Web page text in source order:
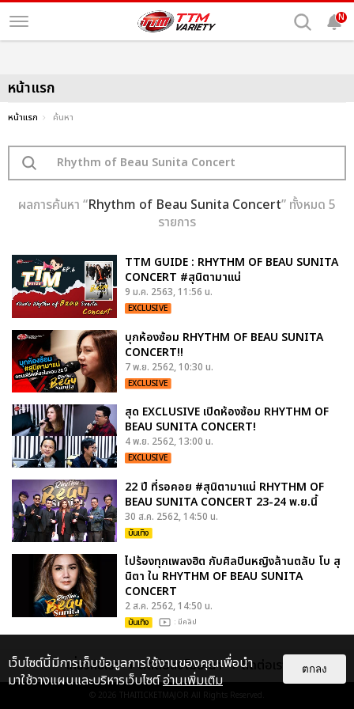
N
หน้าแรก
หน้าแรก ค้นหา
ผลการค้นหา “Rhythm of Beau Sunita Concert” ทั้งหมด 5
รายการ
TTM GUIDE : RHYTHM OF BEAU SUNITA
CONCERT #สุนิตามาแน่
9 ม.ค. 2563, 11:56 น.
EXCLUSIVE
บุกห้องซ้อม RHYTHM OF BEAU SUNITA
CONCERT!!
7 พ.ย. 2562, 10:30 น.
EXCLUSIVE
สุด EXCLUSIVE เปิดห้องซ้อม RHYTHM OF
BEAU SUNITA CONCERT!
4 พ.ย. 2562, 13:00 น.
EXCLUSIVE
22 ปี ที่รอคอย #สุนิตามาแน่ RHYTHM OF
BEAU SUNITA CONCERT 23-24 พ.ย.นี้
30 ส.ค. 2562, 14:50 น.
บันเทิง
ไปร้องทุกเพลงฮิต กับศิลปินหญิงล้านตลับ โบ สุ
นิตา ใน RHYTHM OF BEAU SUNITA
CONCERT
2 ส.ค. 2562, 14:50 น.
บันเทิง : มีคลิป
เกี่ยวกับเรา ติดต่อลงโฆษณา ติดต่อเรา
© 2026 THAITICKETMAJOR All Rights Reserved.
เว็บไซต์นี้มีการเก็บข้อมูลการใช้งานของคุณเพื่อนำ
มาใช้วางแผนและบริหารเว็บไซต์อ่านเพิ่มเติม
ตกลง